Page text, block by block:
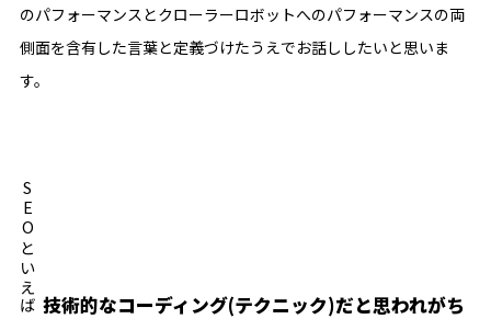
のパフォーマンスとクローラーロボットへのパフォーマンスの両
側面を含有した言葉と定義づけたうえでお話ししたいと思いま
す。
SEOといえば 技術的なコーディング(テクニック)だと思われがち